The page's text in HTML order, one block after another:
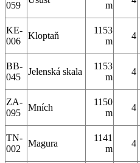
059
m
KE-
006
Kloptaň
1153
m
4
BB-
045
Jelenská skala
1153
m
4
ZA-
095
Mních
1150
m
4
TN-
002
Magura
1141
m
4